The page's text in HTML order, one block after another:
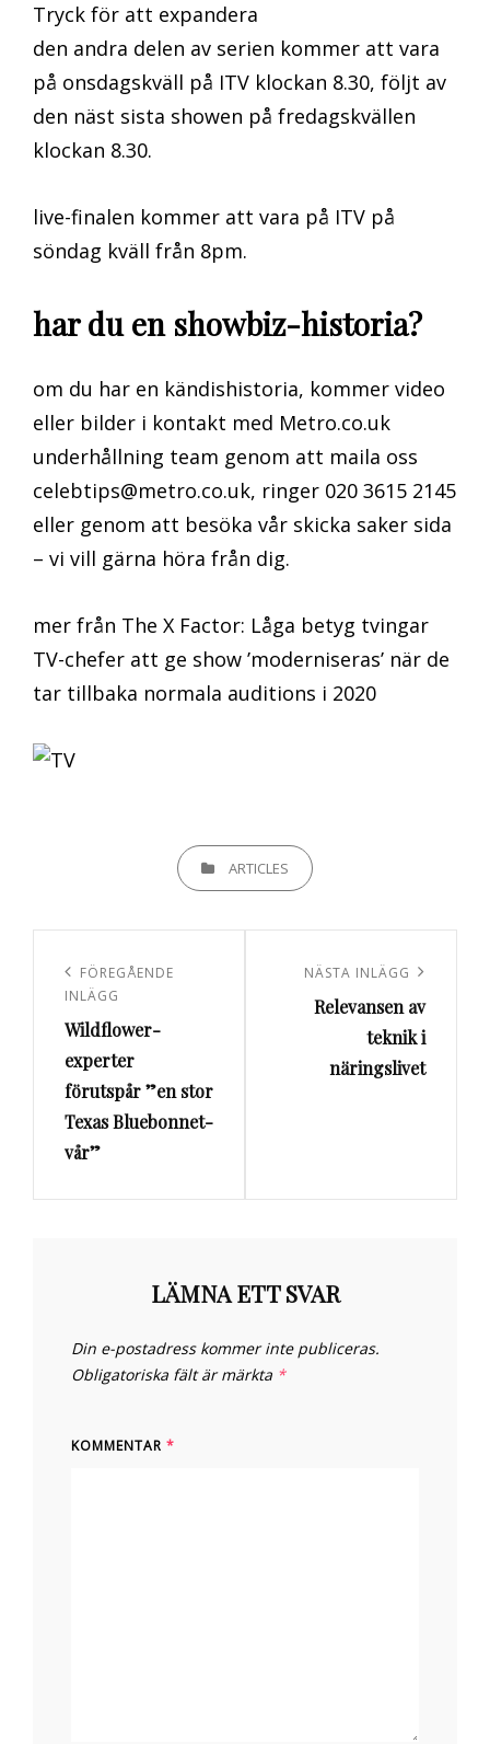
Tryck för att expandera
den andra delen av serien kommer att vara
på onsdagskväll på ITV klockan 8.30, följt av
den näst sista showen på fredagskvällen
klockan 8.30.
live-finalen kommer att vara på ITV på
söndag kväll från 8pm.
har du en showbiz-historia?
om du har en kändishistoria, kommer video
eller bilder i kontakt med Metro.co.uk
underhållning team genom att maila oss
celebtips@metro.co.uk, ringer 020 3615 2145
eller genom att besöka vår skicka saker sida
– vi vill gärna höra från dig.
mer från The X Factor: Låga betyg tvingar
TV-chefer att ge show ’moderniseras’ när de
tar tillbaka normala auditions i 2020
KATEGORIERARTICLES
Föregående
FÖREGÅENDE
INLÄGG
Wildflower-
experter
förutspår ”en stor
Texas Bluebonnet-
vår”
Nästa
inlägg
NÄSTA INLÄGG
Relevansen av
teknik i
näringslivet
LÄMNA ETT SVAR
Din e-postadress kommer inte publiceras.
Obligatoriska fält är märkta *
KOMMENTAR *